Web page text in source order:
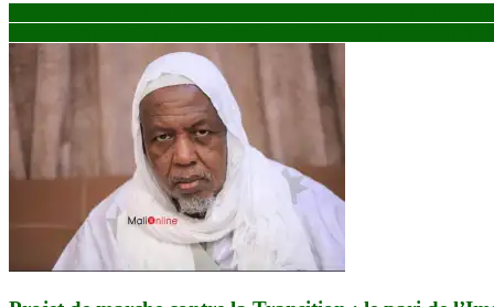
Navigation
de
l’article